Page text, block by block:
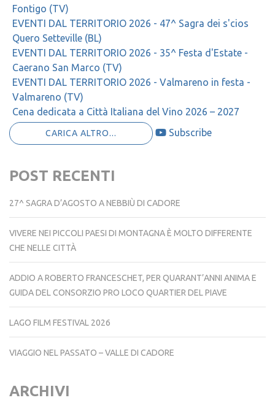
Fontigo (TV)
EVENTI DAL TERRITORIO 2026 - 47^ Sagra dei s'cios
Quero Setteville (BL)
EVENTI DAL TERRITORIO 2026 - 35^ Festa d'Estate -
Caerano San Marco (TV)
EVENTI DAL TERRITORIO 2026 - Valmareno in festa -
Valmareno (TV)
Cena dedicata a Città Italiana del Vino 2026 – 2027
CARICA ALTRO... Subscribe
POST RECENTI
27^ SAGRA D’AGOSTO A NEBBIÙ DI CADORE
VIVERE NEI PICCOLI PAESI DI MONTAGNA È MOLTO DIFFERENTE
CHE NELLE CITTÀ
ADDIO A ROBERTO FRANCESCHET, PER QUARANT’ANNI ANIMA E
GUIDA DEL CONSORZIO PRO LOCO QUARTIER DEL PIAVE
LAGO FILM FESTIVAL 2026
VIAGGIO NEL PASSATO – VALLE DI CADORE
ARCHIVI